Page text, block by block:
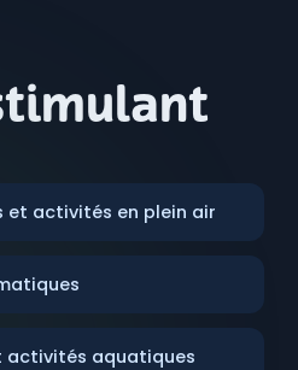
et activités en plein air
activités aquatiques